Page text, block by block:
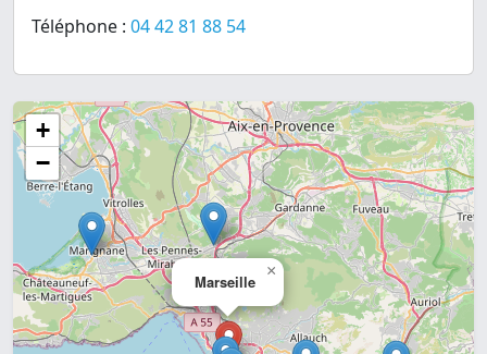
Téléphone : 04 42 81 88 54
Marseille
×
+
−